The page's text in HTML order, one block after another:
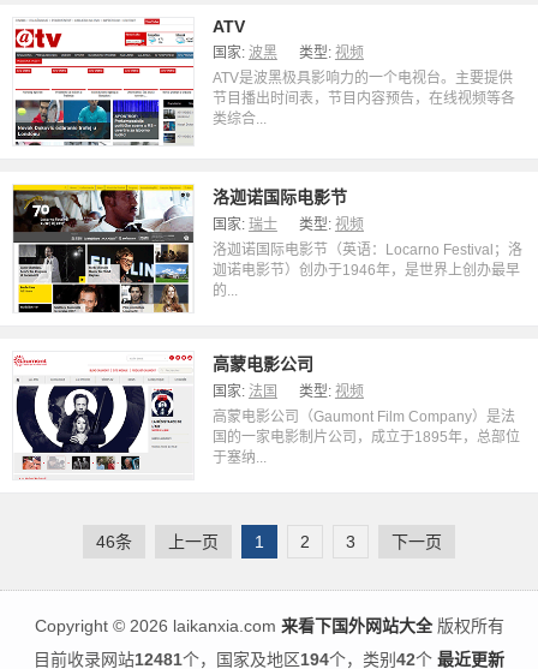
ATV
国家: 波黑 类型: 视频
ATV是波黑极具影响力的一个电视台。主要提供
节目播出时间表，节目内容预告，在线视频等各
类综合...
洛迦诺国际电影节
国家: 瑞士 类型: 视频
洛迦诺国际电影节（英语：Locarno Festival；洛
迦诺电影节）创办于1946年，是世界上创办最早
的...
高蒙电影公司
国家: 法国 类型: 视频
高蒙电影公司（Gaumont Film Company）是法
国的一家电影制片公司，成立于1895年，总部位
于塞纳...
46条 上一页 1 2 3 下一页
Copyright ©2026 laikanxia.com 来看下国外网站大全版权所有
目前收录网站12481个，国家及地区194个，类别 42个 最近更新